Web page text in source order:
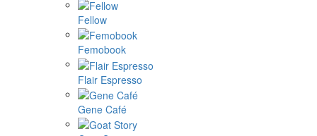
Fellow
Femobook
Flair Espresso
Gene Café